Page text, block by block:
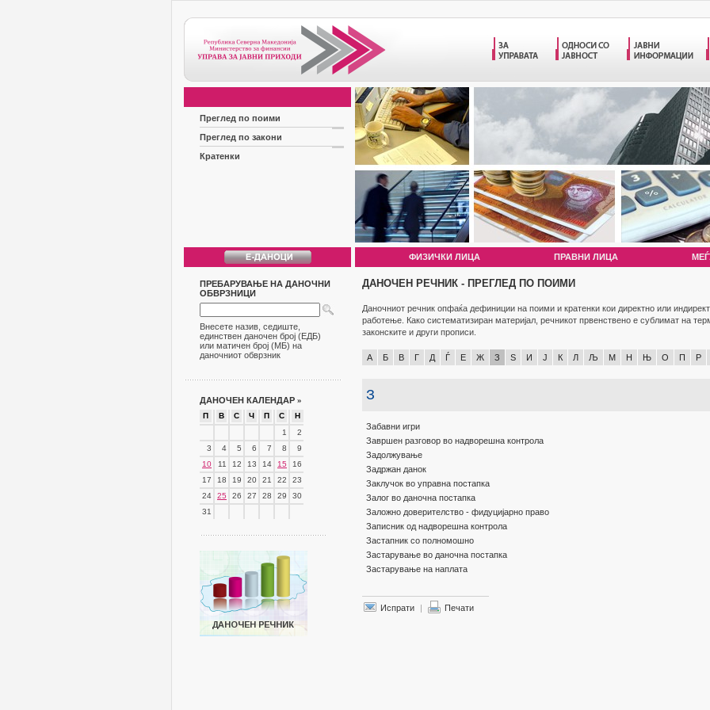
Преглед по поими
Преглед по закони
Кратенки
ФИЗИЧКИ ЛИЦА ПРАВНИ ЛИЦА
ПРЕБАРУВАЊЕ НА ДАНОЧНИ
ОБВРЗНИЦИ
Внесете назив, седиште,
единствен даночен број (ЕДБ)
или матичен број (МБ) на
даночниот обврзник
ДАНОЧЕН КАЛЕНДАР »
П В С Ч П С
Н
1
2
3
4 5 6 7 8
9
10
11 12 13 14 15
16
17
18 19 20 21 22
23
24
25 26 27 28 29
30
31
ДАНОЧЕН РЕЧНИК - ПРЕГЛЕД ПО ПОИМИ
Даночниот речник опфаќа дефиниции на поими и кратенки кои директно или
работење. Како систематизиран материјал, речникот првенствено е сублимат на
законските и други прописи.
А Б В Г Д Ѓ Е Ж З Ѕ И Ј К Л Љ М Н Њ О П Р
З
Забавни игри
Завршен разговор во надворешна контрола
Задолжување
Задржан данок
Заклучок во управна постапка
Залог во даночна постапка
Заложно доверителство - фидуцијарно право
Записник од надворешна контрола
Застапник со полномошно
Застарување во даночна постапка
Застарување на наплата
Испрати | Печати